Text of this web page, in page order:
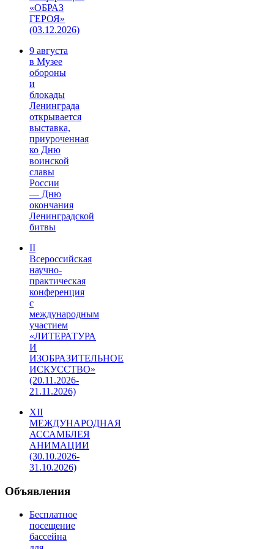
«ОБРАЗ
ГЕРОЯ»
(03.12.2026)
9 августа
в Музее
обороны
и
блокады
Ленинграда
открывается
выставка,
приуроченная
ко Дню
воинской
славы
России
— Дню
окончания
Ленинградской
битвы
II
Всероссийская
научно-
практическая
конференция
с
международным
участием
«ЛИТЕРАТУРА
И
ИЗОБРАЗИТЕЛЬНОЕ
ИСКУССТВО»
(20.11.2026-
21.11.2026)
XII
МЕЖДУНАРОДНАЯ
АССАМБЛЕЯ
АНИМАЦИИ
(30.10.2026-
31.10.2026)
Объявления
Бесплатное
посещение
бассейна